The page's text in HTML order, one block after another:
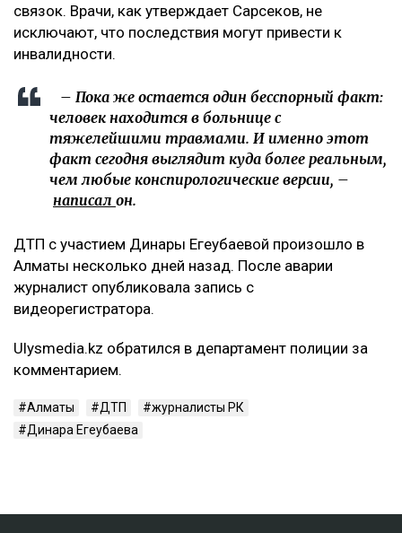
связок. Врачи, как утверждает Сарсеков, не
исключают, что последствия могут привести к
инвалидности.
– Пока же остается один бесспорный факт:
человек находится в больнице с
тяжелейшими травмами. И именно этот
факт сегодня выглядит куда более реальным,
чем любые конспирологические версии, –
написал он.
ДТП с участием Динары Егеубаевой произошло в
Алматы несколько дней назад. После аварии
журналист опубликовала запись с
видеорегистратора.
Ulysmedia.kz обратился в департамент полиции за
комментарием.
Алматы ДТП
журналисты РК
Динара Егеубаева